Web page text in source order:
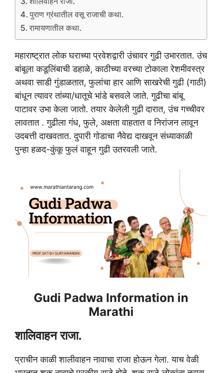
पुराण ग्रंथातील वसू राजाची कथा.
रामायणातील कथा.
महाराष्ट्रात लोक घराच्या प्रवेशद्वारी उंचावर गुढी उभारतात. उंच
बांबूला कडूलिंबाची डहाळे, काठीच्या वरच्या टोकाला रेशमीवस्त्र
अथवा साडी गुंडाळतात, फुलांचा हार आणि साखरेची गुढी (गाठी)
बांधून त्यावर तांब्या/धातूचे भांडे बसवले जाते. गुढीचा बांबू
पाटावर उभा केला जातो. तयार केलेली गुढी दारात, उंच गच्चीवर
लावतात ‌. गुढीला गंध, फुले, अक्षता वाहतात व निरांजन लावून
उदबत्ती दाखवतात. दुपारी गोडाचा नैवेद्य दाखवून संध्याकाळी
पुन्हा हळद-कुंकू फुलं वाहून गुढी उतरवली जाते.
Gudi Padwa Information in
Marathi
शालिवाहन राजा.
प्राचीन काळी शालीवाहन नावाचा राजा होऊन गेला. याच वेळी